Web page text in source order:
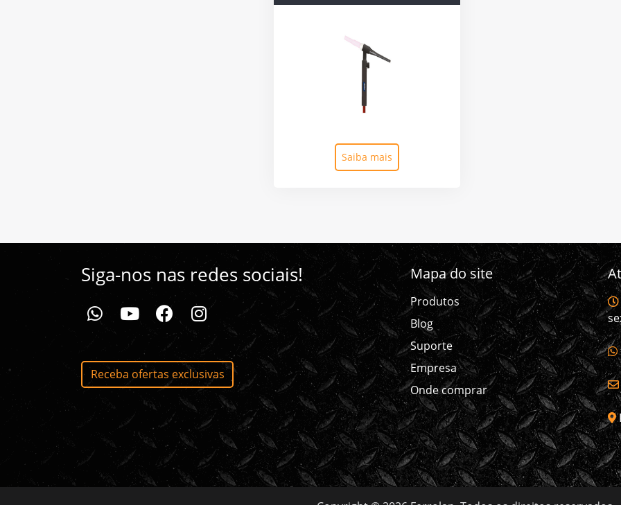
Saiba mais
Siga-nos nas redes sociais!
whatsapp da Ferrolan
youtube da Ferrolan
facebook da Ferrolan
instagram da Ferrolan
Receba ofertas exclusivas
Mapa do site
Produtos
Blog
Suporte
Empresa
Onde comprar